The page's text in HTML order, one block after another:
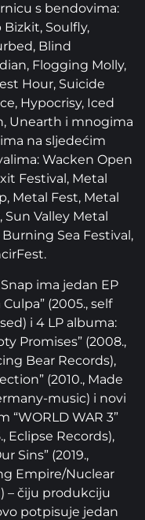
s bendovima:
Bizkit, Soulfly,
Blind
Flogging Molly,
Hour, Suicide
Hypocrisy, Iced
Unearth i mnogima
na sljedećim
Wacken Open
Festival, Metal
Metal Fest, Metal
Sun Valley Metal
Burning Sea Festival,
ima jedan EP
Culpa” (2005., self
i 4 LP albuma:
Promises” (2008.,
Bear Records),
(2010., Made
music) i novi
“WORLD WAR 3”
Eclipse Records),
Sins” (2019.,
Empire/Nuclear
– čiju produkciju
potpisuje jedan